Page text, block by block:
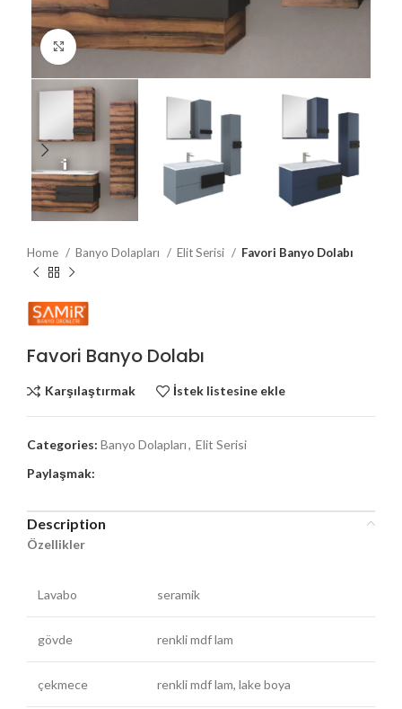
Büyütmek için tıklayın
Home Banyo Dolapları Elit Serisi Favori Banyo Dolabı
Favori Banyo Dolabı
Karşılaştırmak İstek listesine ekle
Categories: Banyo Dolapları, Elit Serisi
Paylaşmak:
Description
Özellikler
Lavabo seramik
gövde renkli mdf lam
çekmece renkli mdf lam, lake boya